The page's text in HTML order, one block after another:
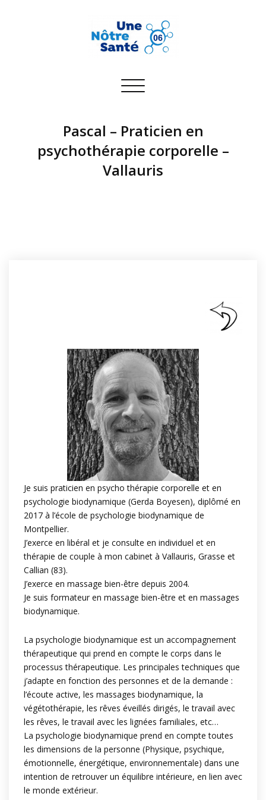
Toggle
Pascal – Praticien en
psychothérapie corporelle –
Vallauris
Je suis praticien en psycho thérapie corporelle et en
psychologie biodynamique (Gerda Boyesen), diplômé en
2017 à l’école de psychologie biodynamique de
Montpellier.
J’exerce en libéral et je consulte en individuel et en
thérapie de couple à mon cabinet à Vallauris, Grasse et
Callian (83).
J’exerce en massage bien-être depuis 2004.
Je suis formateur en massage bien-être et en massages
biodynamique.
La psychologie biodynamique est un accompagnement
thérapeutique qui prend en compte le corps dans le
processus thérapeutique. Les principales techniques que
j’adapte en fonction des personnes et de la demande :
l’écoute active, les massages biodynamique, la
végétothérapie, les rêves éveillés dirigés, le travail avec
les rêves, le travail avec les lignées familiales, etc…
La psychologie biodynamique prend en compte toutes
les dimensions de la personne (Physique, psychique,
émotionnelle, énergétique, environnementale) dans une
intention de retrouver un équilibre intérieure, en lien avec
le monde extérieur.